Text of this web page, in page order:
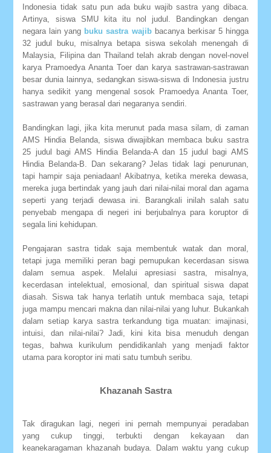
Indonesia tidak satu pun ada buku wajib sastra yang dibaca.
Artinya, siswa SMU kita itu nol judul. Bandingkan dengan
negara lain yang buku sastra wajibbacanya berkisar 5 hingga
32 judul buku, misalnya betapa siswa sekolah menengah di
Malaysia, Filipina dan Thailand telah akrab dengan novel-novel
karya Pramoedya Ananta Toer dan karya sastrawan-sastrawan
besar dunia lainnya, sedangkan siswa-siswa di Indonesia justru
hanya sedikit yang mengenal sosok Pramoedya Ananta Toer,
sastrawan yang berasal dari negaranya sendiri.
Bandingkan lagi, jika kita merunut pada masa silam, di zaman
AMS Hindia Belanda, siswa diwajibkan membaca buku sastra
25 judul bagi AMS Hindia Belanda-A dan 15 judul bagi AMS
Hindia Belanda-B. Dan sekarang? Jelas tidak lagi penurunan,
tapi hampir saja peniadaan! Akibatnya, ketika mereka dewasa,
mereka juga bertindak yang jauh dari nilai-nilai moral dan agama
seperti yang terjadi dewasa ini. Barangkali inilah salah satu
penyebab mengapa di negeri ini berjubalnya para koruptor di
segala lini kehidupan.
Pengajaran sastra tidak saja membentuk watak dan moral,
tetapi juga memiliki peran bagi pemupukan kecerdasan siswa
dalam semua aspek. Melalui apresiasi sastra, misalnya,
kecerdasan intelektual, emosional, dan spiritual siswa dapat
diasah. Siswa tak hanya terlatih untuk membaca saja, tetapi
juga mampu mencari makna dan nilai-nilai yang luhur. Bukankah
dalam setiap karya sastra terkandung tiga muatan: imajinasi,
intuisi, dan nilai-nilai? Jadi, kini kita bisa menuduh dengan
tegas, bahwa kurikulum pendidikanlah yang menjadi faktor
utama para koroptor ini mati satu tumbuh seribu.
Khazanah Sastra
Tak diragukan lagi, negeri ini pernah mempunyai peradaban
yang cukup tinggi, terbukti dengan kekayaan dan
keanekaragaman khazanah budaya. Dalam waktu yang cukup